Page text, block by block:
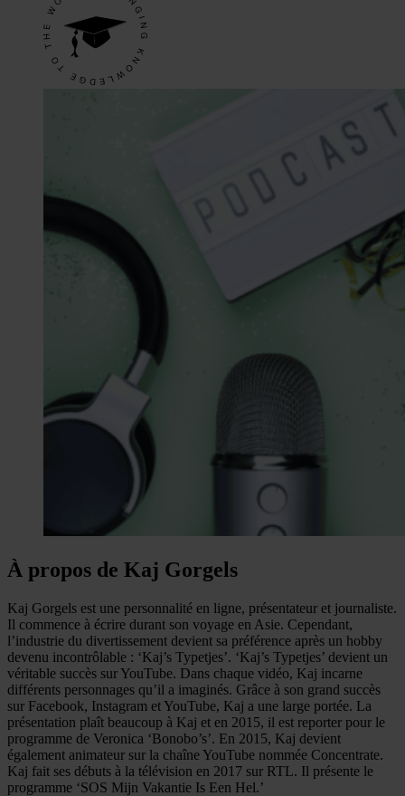
À propos de Kaj Gorgels
Kaj Gorgels est une personnalité en ligne, présentateur et journaliste.
Il commence à écrire durant son voyage en Asie. Cependant,
l’industrie du divertissement devient sa préférence après un hobby
devenu incontrôlable : ‘Kaj’s Typetjes’. ‘Kaj’s Typetjes’ devient un
véritable succès sur YouTube. Dans chaque vidéo, Kaj incarne
différents personnages qu’il a imaginés. Grâce à son grand succès
sur Facebook, Instagram et YouTube, Kaj a une large portée. La
présentation plaît beaucoup à Kaj et en 2015, il est reporter pour le
programme de Veronica ‘Bonobo’s’. En 2015, Kaj devient
également animateur sur la chaîne YouTube nommée Concentrate.
Kaj fait ses débuts à la télévision en 2017 sur RTL. Il présente le
programme ‘SOS Mijn Vakantie Is Een Hel.’